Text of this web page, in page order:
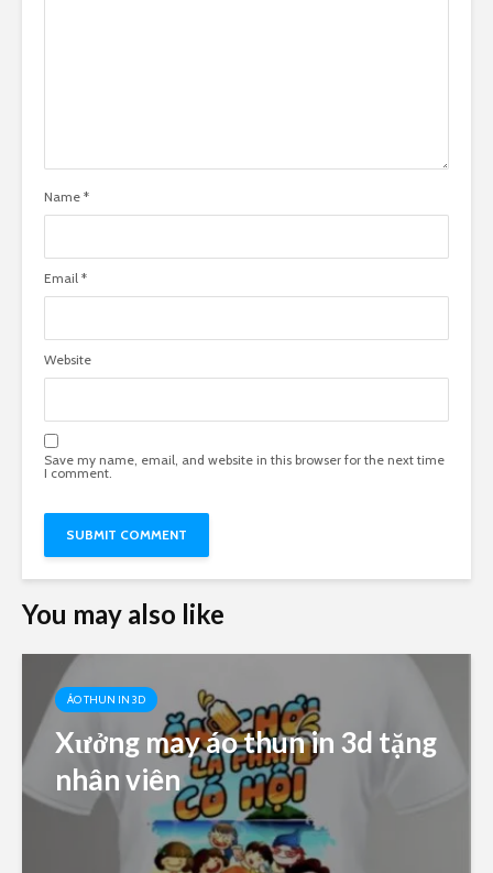
Name *
Email *
Website
Save my name, email, and website in this browser for the next time
I comment.
You may also like
ÁO THUN IN 3D
Xưởng may áo thun in 3d tặng
nhân viên